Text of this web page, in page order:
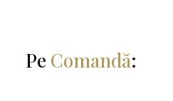
Pe Comandă: